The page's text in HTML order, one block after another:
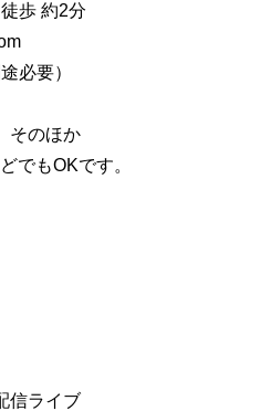
歩 約2分
必要）
そのほか
でもOKです。
信ライブ